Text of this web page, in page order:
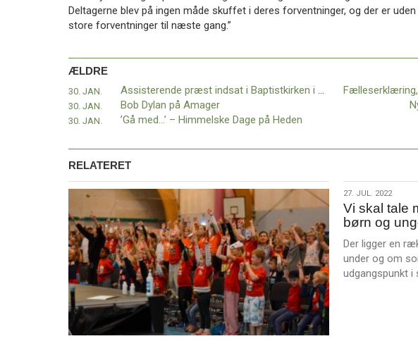
Deltagerne blev på ingen måde skuffet i deres forventninger, og der er uden
store forventninger til næste gang.”
ÆLDRE
30. JAN. Assisterende præst indsat i Baptistkirken i Odense
30. JAN. Bob Dylan på Amager
30. JAN. ’Gå med…’ – Himmelske Dage på Heden
RELATERET
27.
jul.
2022
27. JUL. 2022
Vi skal tale
børn og
Der ligger en
under og om
udgangspunkt i